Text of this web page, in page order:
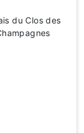
du Clos des